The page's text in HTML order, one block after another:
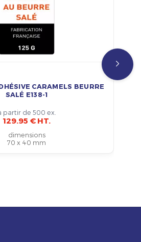
CARAMELS BEURRE
SALÉ E138-1
partir de 500 ex.
129.95 € HT.
dimensions
70 x 40 mm